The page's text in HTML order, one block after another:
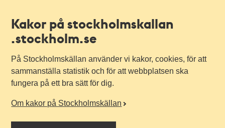
Kakor på stockholmskallan
.stockholm.se
På Stockholmskällan använder vi kakor, cookies, för att
sammanställa statistik och för att webbplatsen ska
fungera på ett bra sätt för dig.
Om kakor på Stockholmskällan